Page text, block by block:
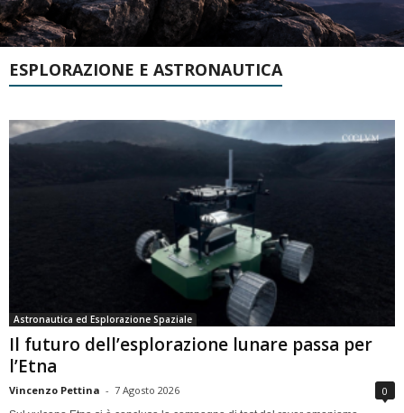
ESPLORAZIONE E ASTRONAUTICA
Astronautica ed Esplorazione Spaziale
Il futuro dell’esplorazione lunare passa per
l’Etna
Vincenzo Pettina - 7 Agosto 2026 0